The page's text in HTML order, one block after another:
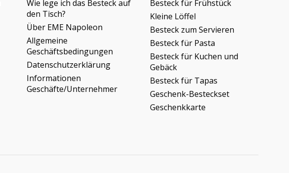
Wie lege ich das Besteck auf
den Tisch?
Über EME Napoleon
Allgemeine
Geschäftsbedingungen
Datenschutzerklärung
Informationen
Geschäfte/Unternehmer
Besteck für Frühstück
Kleine Löffel
Besteck zum Servieren
Besteck für Pasta
Besteck für Kuchen und
Gebäck
Besteck für Tapas
Geschenk-Besteckset
Geschenkkarte